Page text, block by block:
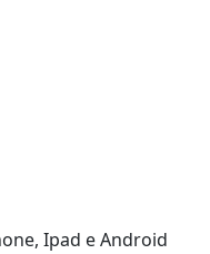
Ipad e Android